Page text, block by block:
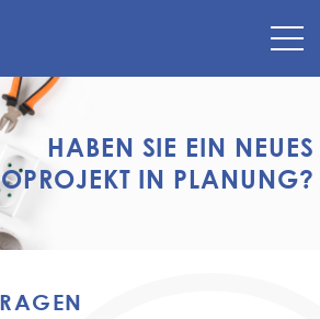
HABEN SIE EIN NEUES
IN PLANUNG?